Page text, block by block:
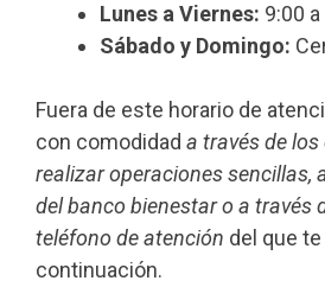
Lunes a Viernes: 9:00
Sábado y Domingo:
Fuera de este horario de
con comodidad a través de
realizar operaciones sencillas,
del banco bienestar o a través
teléfono de atención del que
continuación.